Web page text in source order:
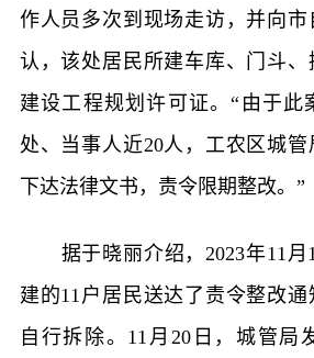
作人员多次到现场走访，并向
认，该处居民所建车库、门斗
建设工程规划许可证。“由于此
处、当事人近20人，工农区城
下达法律文书，责令限期整改。”
据于晓丽介绍，2023年11月
建的11户居民送达了责令整改
自行拆除。11月20日，城管局